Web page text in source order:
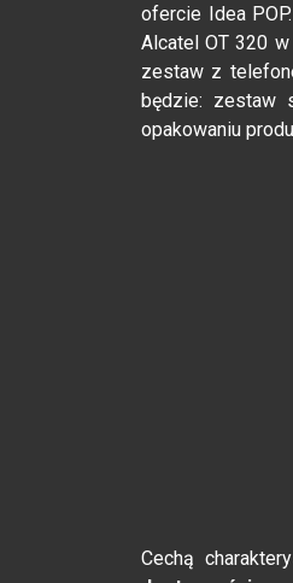
ofercie Idea
Alcatel OT 320
zestaw z
będzie: zestaw
opakowaniu
Cechą